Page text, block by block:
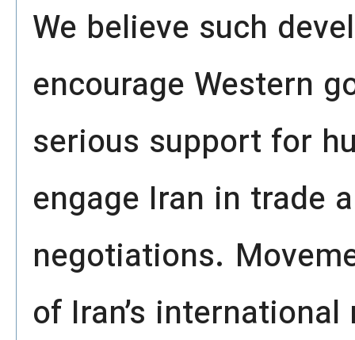
We believe such
encourage Western
serious support for
engage Iran in trade
negotiations.
of Iran’s